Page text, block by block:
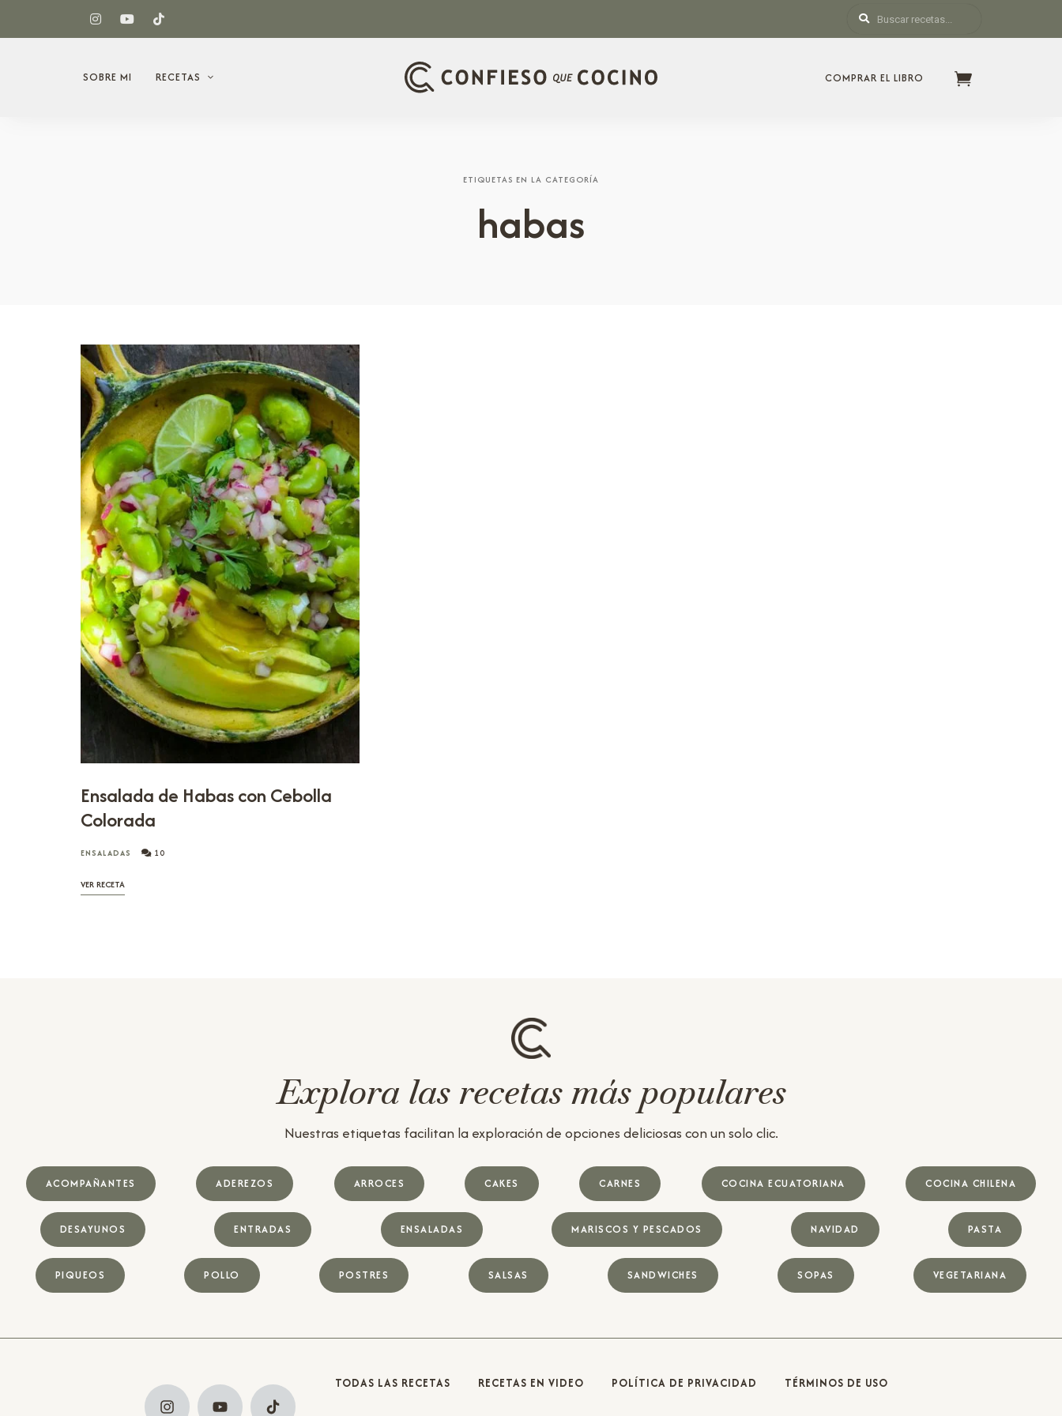
SOBRE MI RECETAS COMPRAR EL LIBRO
ETIQUETAS EN LA CATEGORÍA
habas
Ensalada de Habas con Cebolla
Colorada
ENSALADAS 10
VER RECETA
Explora las recetas más populares
Nuestras etiquetas facilitan la exploración de opciones deliciosas con un solo clic.
ACOMPAÑANTES ADEREZOS ARROCES CAKES CARNES COCINA ECUATORIANA COCINA CHILENA
DESAYUNOS ENTRADAS ENSALADAS MARISCOS Y PESCADOS NAVIDAD PASTA
PIQUEOS POLLO POSTRES SALSAS SANDWICHES SOPAS VEGETARIANA
TODAS LAS RECETAS RECETAS EN VIDEO POLÍTICA DE PRIVACIDAD TÉRMINOS DE USO